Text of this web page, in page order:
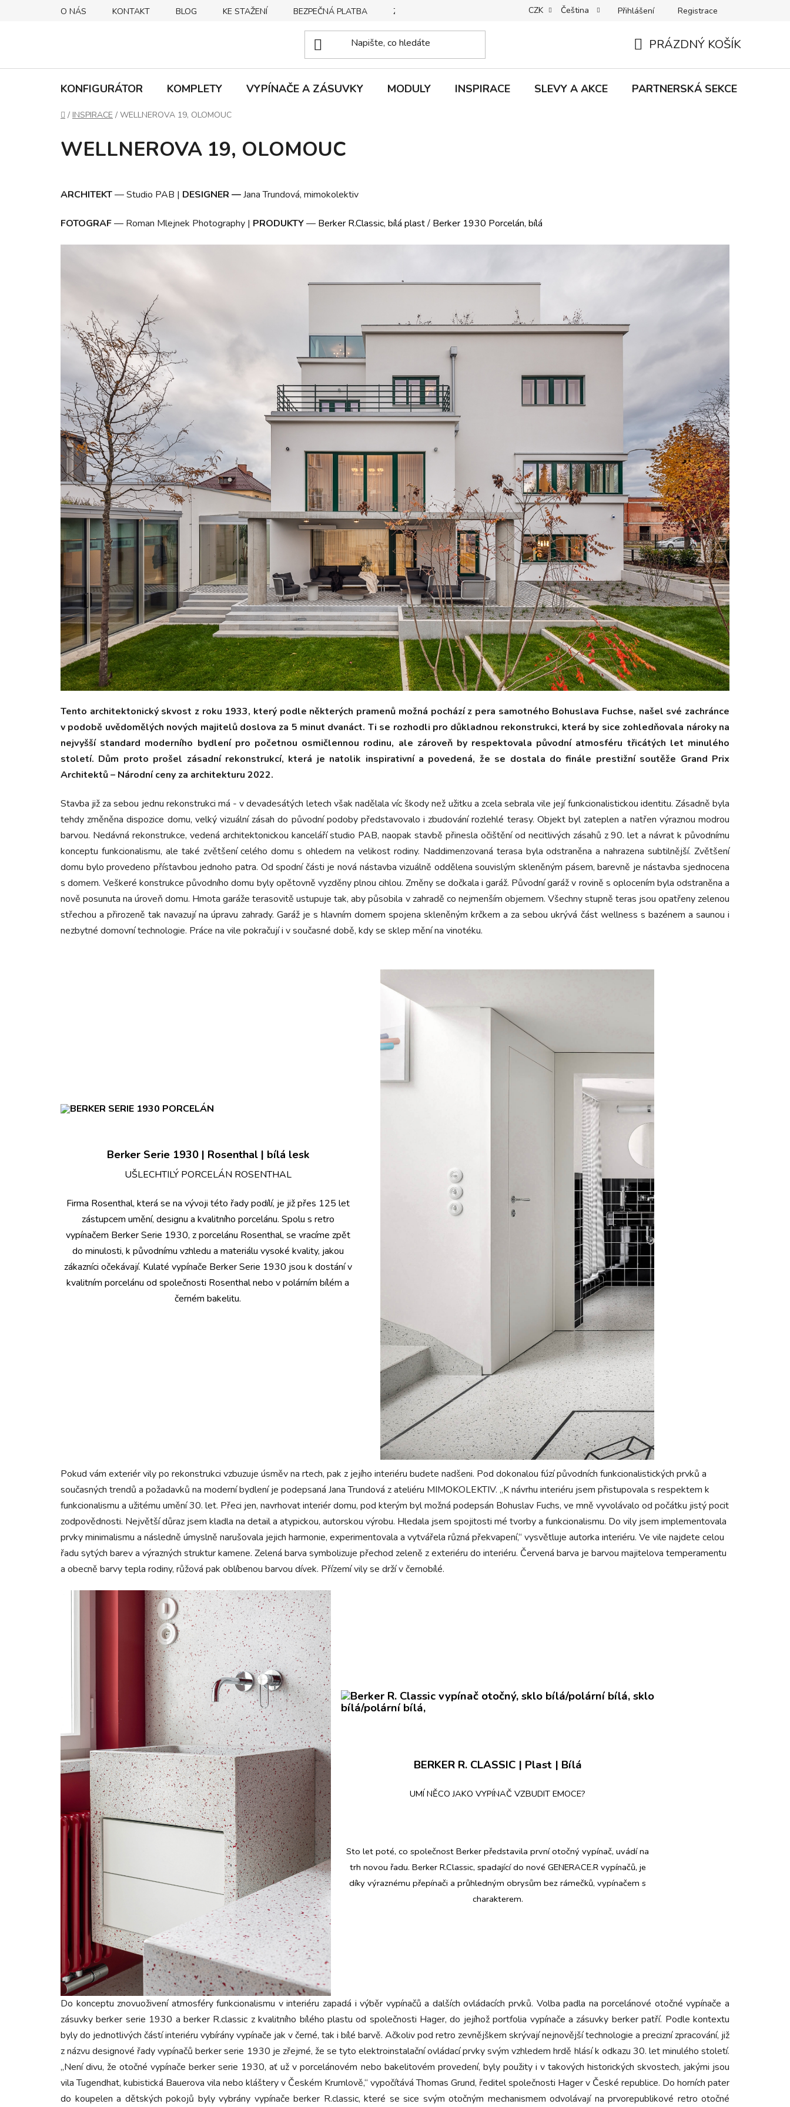
O NÁS KONTAKT BLOG KE STAŽENÍ BEZPEČNÁ PLATBA ZPŮSOBY DORUČENÍ REKLAMACE | VRÁCENÍ | VÝMĚNA ZBOŽÍ B2C VŠEOBECNÉ
CZK Čeština Přihlášení Registrace
KOŠÍK
PRÁZDNÝ KOŠÍK
KONFIGURÁTOR KOMPLETY VYPÍNAČE A ZÁSUVKY MODULY INSPIRACE SLEVY A AKCE PARTNERSKÁ SEKCE
Domů
/ INSPIRACE / WELLNEROVA 19, OLOMOUC
WELLNEROVA 19, OLOMOUC
ARCHITEKT—Studio PAB | DESIGNER —Jana Trundová, mimokolektiv
FOTOGRAF— Roman Mlejnek Photography | PRODUKTY— Berker R.Classic, bílá plast/ Berker 1930 Porcelán, bílá
Tento architektonický skvost z roku 1933, který podle některých pramenů možná pochází z pera samotného Bohuslava Fuchse, našel své zachránce
v podobě uvědomělých nových majitelů doslova za 5 minut dvanáct. Ti se rozhodli pro důkladnou rekonstrukci, která by sice zohledňovala nároky na
nejvyšší standard moderního bydlení pro početnou osmičlennou rodinu, ale zároveň by respektovala původní atmosféru třicátých let minulého
století. Dům proto prošel zásadní rekonstrukcí, která je natolik inspirativní a povedená, že se dostala do finále prestižní soutěže Grand Prix
Architektů – Národní ceny za architekturu 2022.
Stavba již za sebou jednu rekonstrukci má - v devadesátých letech však nadělala víc škody než užitku a zcela sebrala vile její funkcionalistickou identitu. Zásadně byla
tehdy změněna dispozice domu, velký vizuální zásah do původní podoby představovalo i zbudování rozlehlé terasy. Objekt byl zateplen a natřen výraznou modrou
barvou. Nedávná rekonstrukce, vedená architektonickou kanceláří studio PAB, naopak stavbě přinesla očištění od necitlivých zásahů z 90. let a návrat k původnímu
konceptu funkcionalismu, ale také zvětšení celého domu s ohledem na velikost rodiny. Naddimenzovaná terasa byla odstraněna a nahrazena subtilnější. Zvětšení
domu bylo provedeno přístavbou jednoho patra. Od spodní části je nová nástavba vizuálně oddělena souvislým skleněným pásem, barevně je nástavba sjednocena
s domem. Veškeré konstrukce původního domu byly opětovně vyzděny plnou cihlou. Změny se dočkala i garáž. Původní garáž v rovině s oplocením byla odstraněna a
nově posunuta na úroveň domu. Hmota garáže terasovitě ustupuje tak, aby působila v zahradě co nejmenším objemem. Všechny stupně teras jsou opatřeny zelenou
střechou a přirozeně tak navazují na úpravu zahrady. Garáž je s hlavním domem spojena skleněným krčkem a za sebou ukrývá část wellness s bazénem a saunou i
nezbytné domovní technologie. Práce na vile pokračují i v současné době, kdy se sklep mění na vinotéku.
Berker Serie 1930 | Rosenthal | bílá lesk
UŠLECHTILÝ PORCELÁN ROSENTHAL
Firma Rosenthal, která se na vývoji této řady podílí, je již přes 125 let
zástupcem umění, designu a kvalitního porcelánu. Spolu s retro
vypínačem Berker Serie 1930, z porcelánu Rosenthal, se vracíme zpět
do minulosti, k původnímu vzhledu a materiálu vysoké kvality, jakou
zákazníci očekávají. Kulaté vypínače Berker Serie 1930 jsou k dostání v
kvalitním porcelánu od společnosti Rosenthal nebo v polárním bílém a
černém bakelitu.
Pokud vám exteriér vily po rekonstrukci vzbuzuje úsměv na rtech, pak z jejího interiéru budete nadšeni. Pod dokonalou fúzí původních funkcionalistických prvků a
současných trendů a požadavků na moderní bydlení je podepsaná Jana Trundová z ateliéru MIMOKOLEKTIV. „K návrhu interiéru jsem přistupovala s respektem k
funkcionalismu a užitému umění 30. let. Přeci jen, navrhovat interiér domu, pod kterým byl možná podepsán Bohuslav Fuchs, ve mně vyvolávalo od počátku jistý pocit
zodpovědnosti. Největší důraz jsem kladla na detail a atypickou, autorskou výrobu. Hledala jsem spojitosti mé tvorby a funkcionalismu. Do vily jsem implementovala
prvky minimalismu a následně úmyslně narušovala jejich harmonie, experimentovala a vytvářela různá překvapení,“ vysvětluje autorka interiéru. Ve vile najdete celou
řadu sytých barev a výrazných struktur kamene. Zelená barva symbolizuje přechod zeleně z exteriéru do interiéru. Červená barva je barvou majitelova temperamentu
a obecně barvy tepla rodiny, růžová pak oblíbenou barvou dívek. Přízemí vily se drží v černobílé.
BERKER R. CLASSIC | Plast | Bílá
UMÍ NĚCO JAKO VYPÍNAČ VZBUDIT EMOCE?
Sto let poté, co společnost Berker představila první otočný vypínač, uvádí na
trh novou řadu. Berker R.Classic, spadající do nové GENERACE.R vypínačů, je
díky výraznému přepínači a průhledným obrysům bez rámečků, vypínačem s
charakterem.
Do konceptu znovuoživení atmosféry funkcionalismu v interiéru zapadá i výběr vypínačů a dalších ovládacích prvků. Volba padla na porcelánové otočné vypínače a
zásuvky berker serie 1930 a berker R.classic z kvalitního bílého plastu od společnosti Hager, do jejíhož portfolia vypínače a zásuvky berker patří. Podle kontextu
byly do jednotlivých částí interiéru vybírány vypínače jak v černé, tak i bílé barvě. Ačkoliv pod retro zevnějškem skrývají nejnovější technologie a precizní zpracování, již
z názvu designové řady vypínačů berker serie 1930 je zřejmé, že se tyto elektroinstalační ovládací prvky svým vzhledem hrdě hlásí k odkazu 30. let minulého století.
„Není divu, že otočné vypínače berker serie 1930, ať už v porcelánovém nebo bakelitovém provedení, byly použity i v takových historických skvostech, jakými jsou
vila Tugendhat, kubistická Bauerova vila nebo kláštery v Českém Krumlově,“ vypočítává Thomas Grund, ředitel společnosti Hager v České republice. Do horních pater
do koupelen a dětských pokojů byly vybrány vypínače berker R.classic, které se sice svým otočným mechanismem odvolávají na prvorepublikové retro otočné